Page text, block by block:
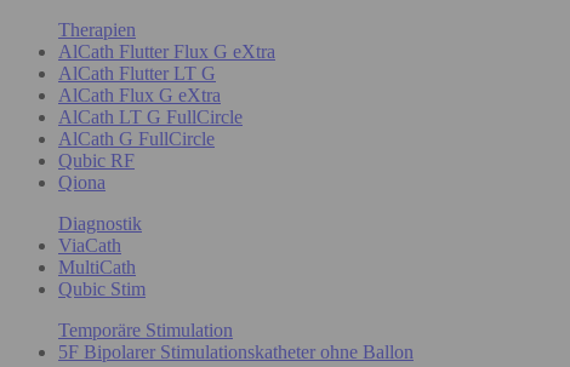
Therapien
AlCath Flutter Flux G eXtra
AlCath Flutter LT G
AlCath Flux G eXtra
AlCath LT G FullCircle
AlCath G FullCircle
Qubic RF
Qiona
Diagnostik
ViaCath
MultiCath
Qubic Stim
Temporäre Stimulation
5F Bipolarer Stimulationskatheter ohne Ballon